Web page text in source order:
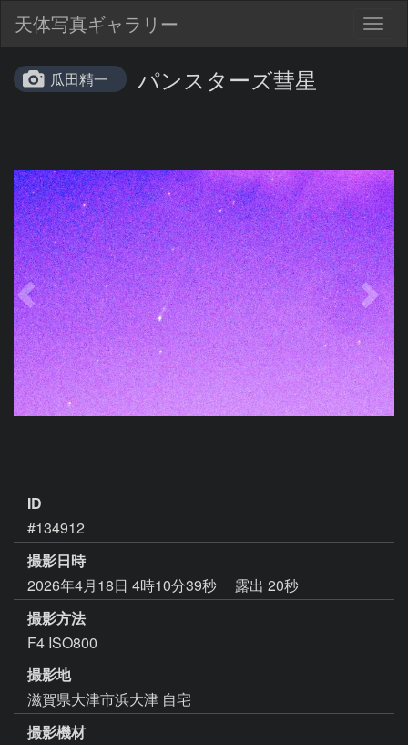
天体写真ギャラリー
瓜田精一 パンスターズ彗星
ID
#134912
撮影日時
2026年4月18日 4時10分39秒
露出 20秒
撮影方法
F4 ISO800
撮影地
滋賀県大津市浜大津 自宅
撮影機材